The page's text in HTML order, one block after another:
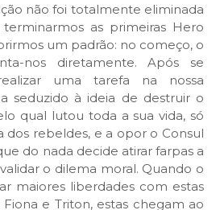
não foi totalmente eliminada
as primeiras Hero
um padrão: no começo, o
nos diretamente. Após se
uma tarefa na nossa
seduzido à ideia de destruir o
qual lutou toda a sua vida, só
dos rebeldes, e a opor o Consul
do nada decide atirar farpas a
o dilema moral. Quando o
maiores liberdades com estas
e Triton, estas chegam ao